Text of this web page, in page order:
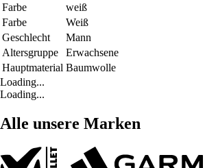
Farbe
weiß
Farbe
Weiß
Geschlecht
Mann
Altersgruppe
Erwachsene
Hauptmaterial Baumwolle
Loading...
Loading...
Alle unsere Marken